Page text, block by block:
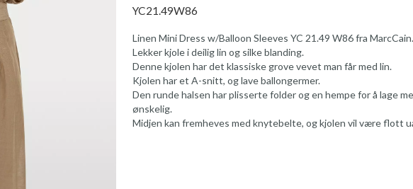
YC21.49W86
Linen Mini Dress w/Balloon Sleeves YC 21.49 W86 fra MarcCain.
Lekker kjole i deilig lin og silke blanding.
Denne kjolen har det klassiske grove vevet man får med lin.
Kjolen har et A-snitt, og lave ballongermer.
Den runde halsen har plisserte folder og en hempe for å lage
ønskelig.
Midjen kan fremheves med knytebelte, og kjolen vil være flott